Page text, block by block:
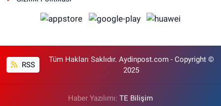
RSS
Tüm Hakları Saklıdır. Aydinpost.com - Copyright ©
2025
Haber Yazılımı: TE Bilişim